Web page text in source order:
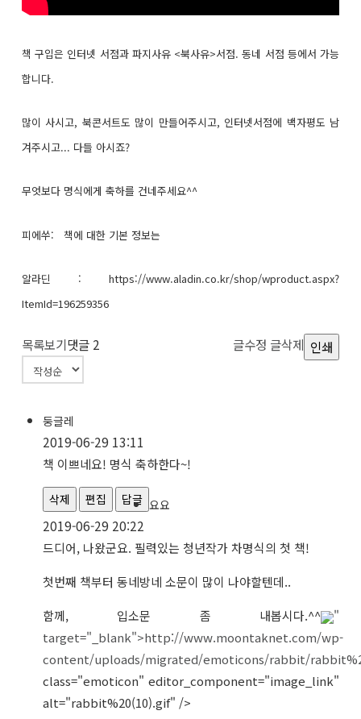
책 구입은 인터넷 서점과 파지사유 <북사유>서점. 동네 서점 등에서 가능
합니다.
많이 사시고, 북콘서트도 많이 만들어주시고, 인터넷서점에 백자평도 남
겨주시고... 다들 아시죠?
무엇보다 명식에게 축하를 건네주세요^^
피에쑤: 책에 대한 기본 정보는
알라딘 : https://www.aladin.co.kr/shop/wproduct.aspx?
ItemId=196259356
인쇄
목록보기 글수정 글삭제
댓글 2
둥글레
2019-06-29 13:11
책 이쁘네요! 명식 축하한다~!
삭제 편집 답글 요요
2019-06-29 20:22
드디어, 나왔군요. 필력있는 청년작가 차명식의 첫 책!
첫번째 책부터 동네방네 소문이 많이 나야할텐데..
함께, 입소문 좀 내봅시다.^^
"
target="_blank">http://www.moontaknet.com/wp-
content/uploads/migrated/emoticons/rabbit/
class="emoticon" editor_component="image_link"
alt="rabbit%20(10).gif" />